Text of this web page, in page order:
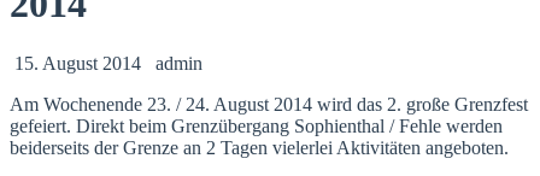
15. August 2014
admin
Am Wochenende 23. / 24. August 2014 wird das 2. große Grenzfest
gefeiert. Direkt beim Grenzübergang Sophienthal / Fehle werden
beiderseits der Grenze an 2 Tagen vielerlei Aktivitäten angeboten.